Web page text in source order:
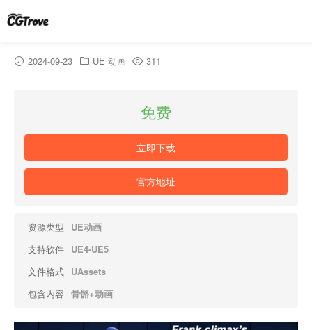
2024-09-23 UE 动画 311
免费
立即下载
官方地址
资源类型
UE动画
支持软件 UE4-UE5
文件格式 UAssets
包含内容 骨骼+动画